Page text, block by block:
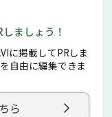
ましょう！
に掲載してPRしま
自由に編集できま
ら